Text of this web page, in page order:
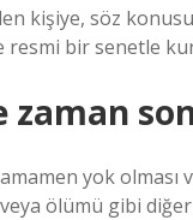
kişiye, söz
resmi bir senetle
zaman
yok olması
ölümü gibi